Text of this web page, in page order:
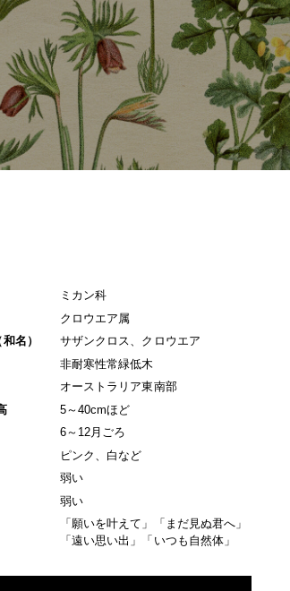
ミカン科
クロウエア属
名）
サザンクロス、クロウエア
非耐寒性常緑低木
オーストラリア東南部
5～40cmほど
6～12月ごろ
ピンク、白など
弱い
弱い
「願いを叶えて」「まだ見ぬ君へ」
「遠い思い出」「いつも自然体」